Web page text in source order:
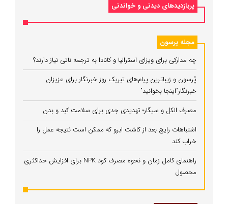
پربازدیدهای دیدنی و خواندنی
مجله پرسون
چه مدارکی برای ویزای استرالیا و کانادا به ترجمه ناتی نیاز دارند؟
پُرسون و زیباترین پیام‌های تبریک روز خبرنگار برای عزیزان
خبرنگار"اینجا بخوانید"
مصرف الکل و سیگار؛ تهدیدی جدی برای سلامت کبد و بدن
اشتباهات رایج بعد از کاشت ابرو که ممکن است نتیجه عمل را
خراب کند
راهنمای کامل زمان و نحوه مصرف کود NPK برای افزایش حداکثری
محصول